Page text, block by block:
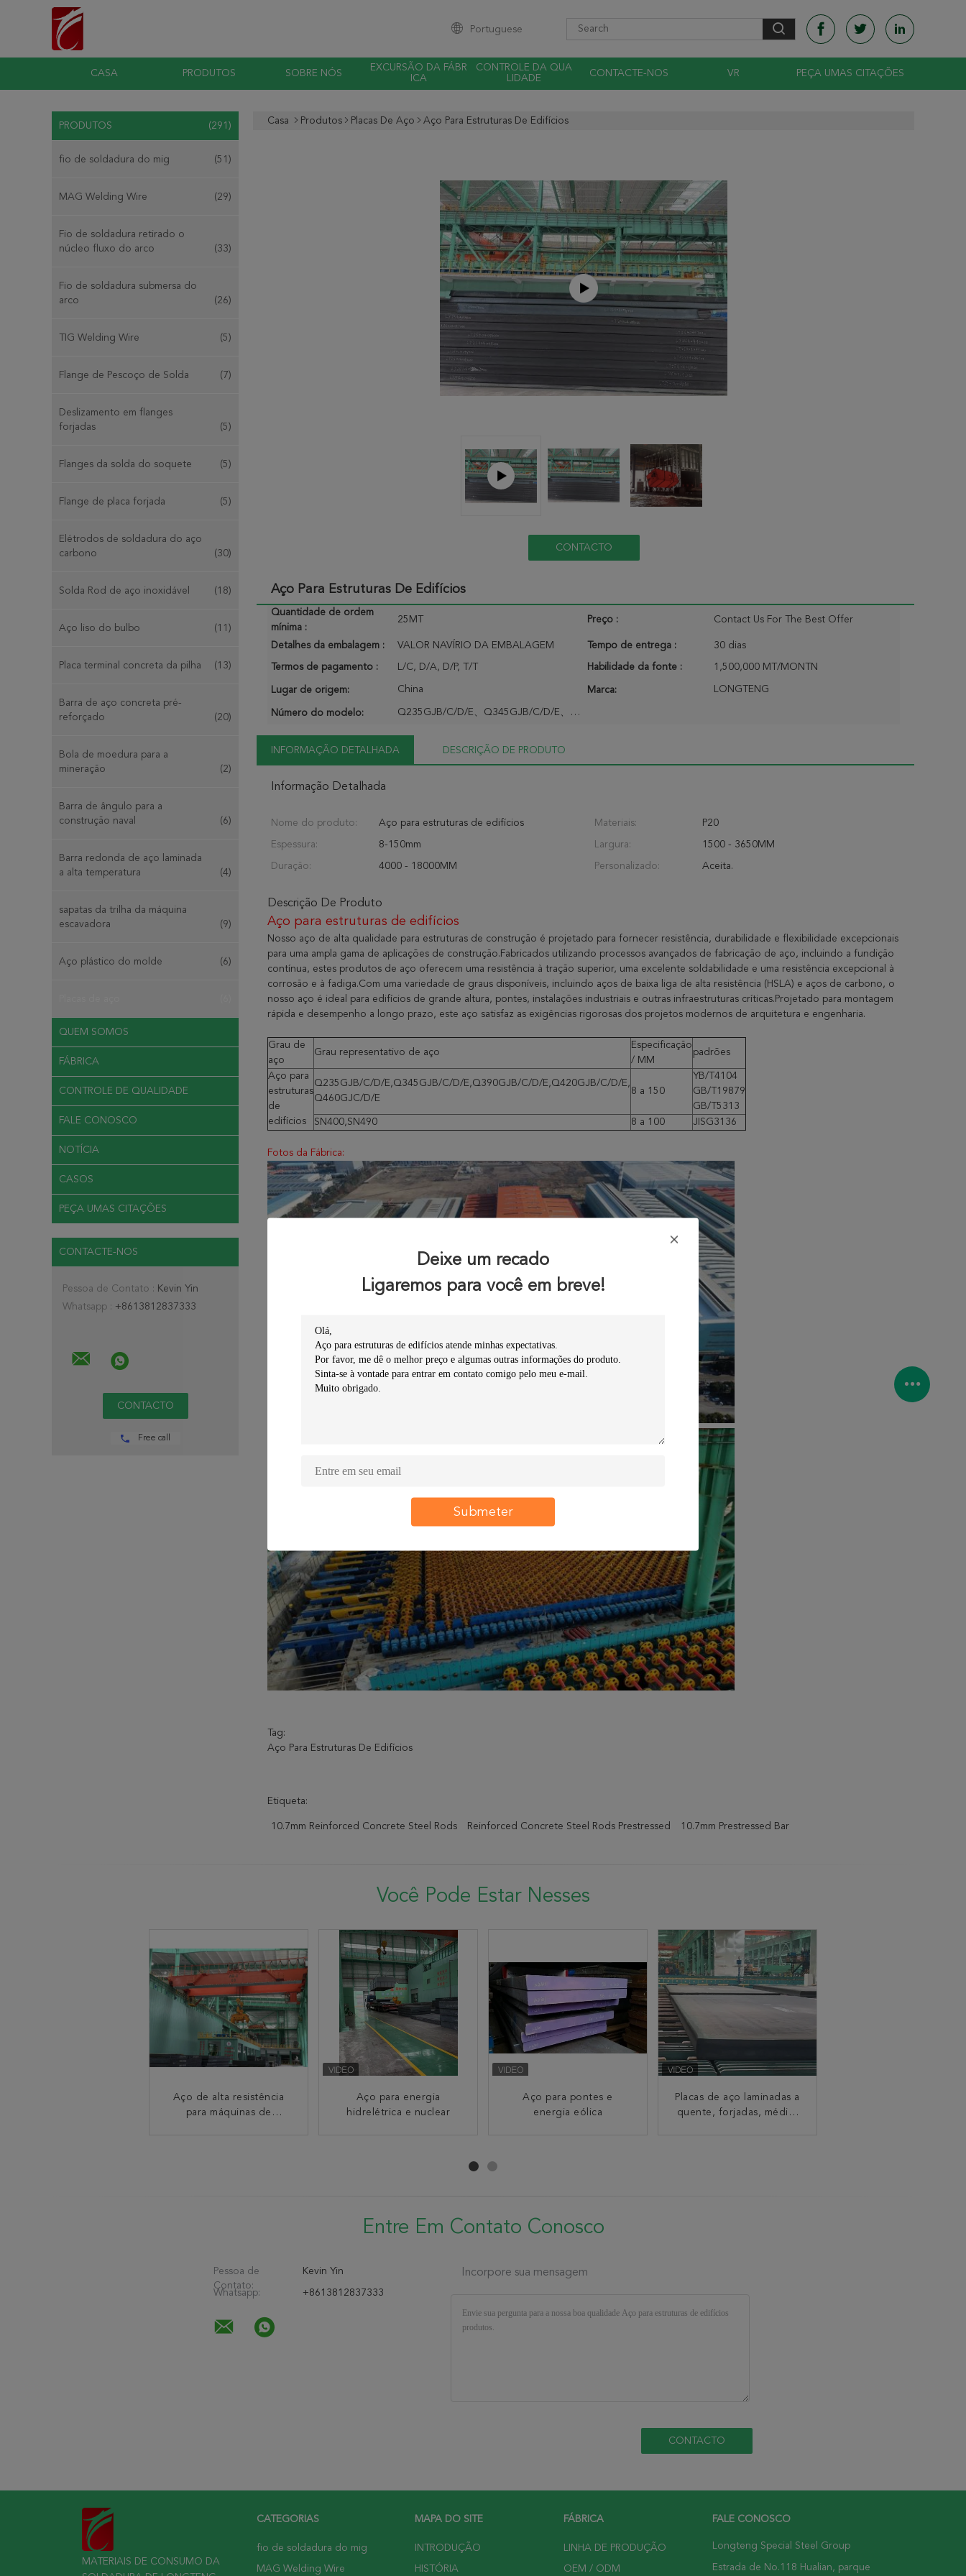
Deixe um recado
Ligaremos para você em breve!
Submeter
Portuguese
CASA PRODUTOS SOBRE NÓS
EXCURSÃO DA FÁBR
ICA
CONTROLE DA QUA
LIDADE
CONTACTE-NOS VR PEÇA UMAS CITAÇÕES
PRODUTOS (291)
fio de soldadura do mig (51)
MAG Welding Wire (29)
Fio de soldadura retirado o
núcleo fluxo do arco
(33)
Fio de soldadura submersa do
arco
(26)
TIG Welding Wire (5)
Flange de Pescoço de Solda (7)
Deslizamento em flanges
forjadas
(5)
Flanges da solda do soquete (5)
Flange de placa forjada (5)
Elétrodos de soldadura do aço
carbono
(30)
Solda Rod de aço inoxidável (18)
Aço liso do bulbo (11)
Placa terminal concreta da pilha (13)
Barra de aço concreta pré-
reforçado
(20)
Bola de moedura para a
mineração
(2)
Barra de ângulo para a
construção naval
(6)
Barra redonda de aço laminada
a alta temperatura
(4)
sapatas da trilha da máquina
escavadora
(9)
Aço plástico do molde (6)
QUEM SOMOS
FÁBRICA
CONTROLE DE QUALIDADE
FALE CONOSCO
NOTÍCIA
CASOS
PEÇA UMAS CITAÇÕES
CONTACTE-NOS
Pessoa de Contato : Kevin Yin
Whatsapp : +8613812837333
Free call
Casa Produtos Placas De Aço Aço Para Estruturas De Edifícios
CONTACTO
Aço Para Estruturas De Edifícios
Quantidade de ordem
mínima :
25MT Preço : Contact Us For The Best Offer
Detalhes da embalagem : VALOR NAVÍRIO DA EMBALAGEM Tempo de entrega : 30 dias
Termos de pagamento : L/C, D/A, D/P, T/T Habilidade da fonte : 1,500,000 MT/MONTN
Lugar de origem: China Marca: LONGTENG
Número do modelo: Q235GJB/C/D/E、Q345GJB/C/D/E、Q390GJB/C/D/E、Q420GJB/C/D/E、Q460GJC/D/E
INFORMAÇÃO DETALHADA DESCRIÇÃO DE PRODUTO
Informação Detalhada
Nome do produto: Aço para estruturas de edifícios Materiais: P20
Espessura: 8-150mm Largura: 1500 - 3650MM
Duração: 4000 - 18000MM Personalizado: Aceita.
Descrição De Produto
Aço para estruturas de edifícios
Nosso aço de alta qualidade para estruturas de construção é projetado para fornecer resistência, durabilidade e flexibilidade excepcionais
para uma ampla gama de aplicações de construção.Fabricados utilizando processos avançados de fabricação de aço, incluindo a fundição
contínua, estes produtos de aço oferecem uma resistência à tração superior, uma excelente soldabilidade e uma resistência excepcional à
corrosão e à fadiga.Com uma variedade de graus disponíveis, incluindo aços de baixa liga de alta resistência (HSLA) e aços de carbono, o
nosso aço é ideal para edifícios de grande altura, pontes, instalações industriais e outras infraestruturas críticas.Projetado para montagem
rápida e desempenho a longo prazo, este aço satisfaz as exigências rigorosas dos projetos modernos de arquitetura e engenharia.
Grau de
aço
Grau representativo de aço
Especificação
/ MM
padrões
Aço para
estruturas
de
edifícios
Q235GJB/C/D/E,Q345GJB/C/D/E,Q390GJB/C/D/E,Q420GJB/C/D/E,
Q460GJC/D/E
8 a 150
YB/T4104
GB/T19879
GB/T5313
SN400,SN490
8 a 100 JISG3136
Fotos da Fábrica:
Tag:
Aço Para Estruturas De Edifícios
Etiqueta:
10.7mm Reinforced Concrete Steel Rods Reinforced Concrete Steel Rods Prestressed 10.7mm Prestressed Bar
Você Pode Estar Nesses
Aço de alta resistência
para máquinas de
Aço para energia
hidrelétrica e nuclear
Aço para pontes e
energia eólica
Placas de aço laminadas a
quente, forjadas, médias
Engenharia Marítima e
Offshore
Entre Em Contato Conosco
Pessoa de
Contato:
Kevin Yin
Whatsapp: +8613812837333
Incorpore sua mensagem
MATERIAIS DE CONSUMO DA
CATEGORIAS
fio de soldadura do mig
MAG Welding Wire
MAPA DO SITE
INTRODUÇÃO
HISTÓRIA
FÁBRICA
LINHA DE PRODUÇÃO
OEM / ODM
FALE CONOSCO
Longteng Special Steel Group
Estrada de No.118 Hualian, parque